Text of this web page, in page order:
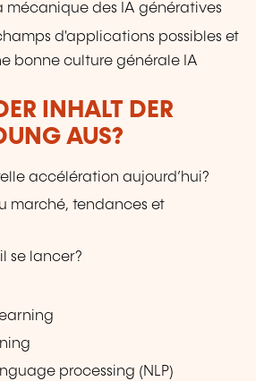
mécanique des IA génératives
d'applications possibles et
bonne culture générale IA
INHALT DER
AUS?
accélération aujourd’hui?
marché, tendances et
se lancer?
processing (NLP)